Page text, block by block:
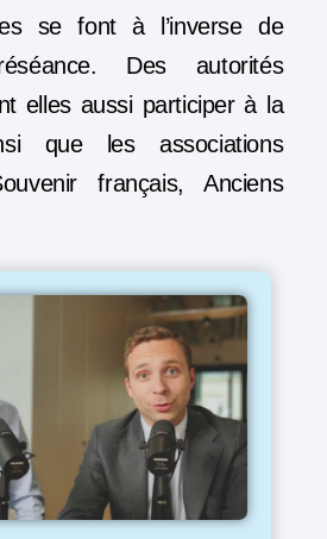
se font à l’inverse de
Des autorités
elles aussi participer à la
que les associations
français, Anciens